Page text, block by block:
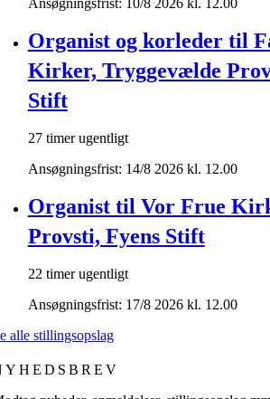
Ansøgningsfrist: 10/8 2026 kl. 12.00
Organist og korleder til
Kirker, Tryggevælde
Stift
27 timer ugentligt
Ansøgningsfrist: 14/8 2026 kl. 12.00
Organist til Vor Frue
Provsti, Fyens Stift
22 timer ugentligt
Ansøgningsfrist: 17/8 2026 kl. 12.00
alle stillingsopslag